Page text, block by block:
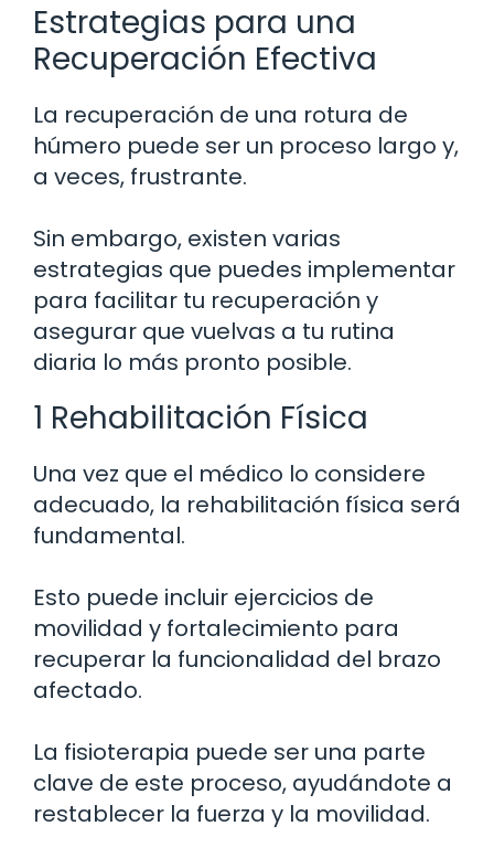
Estrategias para una
Recuperación Efectiva
La recuperación de una rotura de
húmero puede ser un proceso largo y,
a veces, frustrante.
Sin embargo, existen varias
estrategias que puedes implementar
para facilitar tu recuperación y
asegurar que vuelvas a tu rutina
diaria lo más pronto posible.
1 Rehabilitación Física
Una vez que el médico lo considere
adecuado, la rehabilitación física será
fundamental.
Esto puede incluir ejercicios de
movilidad y fortalecimiento para
recuperar la funcionalidad del brazo
afectado.
La fisioterapia puede ser una parte
clave de este proceso, ayudándote a
restablecer la fuerza y la movilidad.